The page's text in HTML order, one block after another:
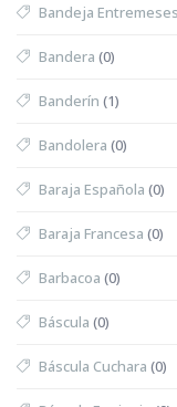
Bandeja Entremeses
Bandera (0)
Banderín (1)
Bandolera (0)
Baraja Española (0)
Baraja Francesa (0)
Barbacoa (0)
Báscula (0)
Báscula Cuchara (0)